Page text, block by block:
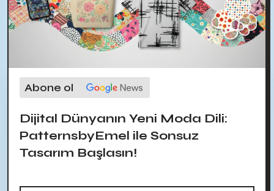
Abone ol
Dijital Dünyanın Yeni Moda Dili:
PatternsbyEmel ile Sonsuz
Tasarım Başlasın!